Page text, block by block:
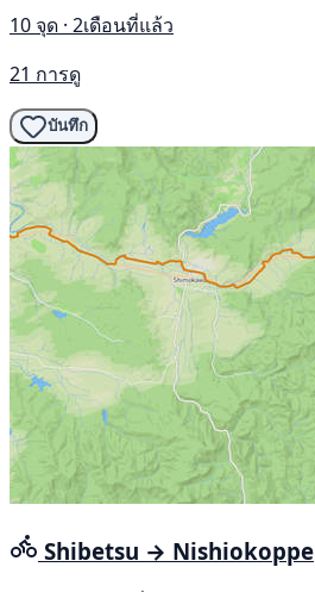
10 จุด · 2เดือนที่แล้ว
21 การดู
บันทึก
Shibetsu → Nishiokoppe